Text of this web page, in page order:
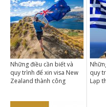
Những điều cần biết và
quy trình để xin visa New
Zealand thành công
quy
Lạp